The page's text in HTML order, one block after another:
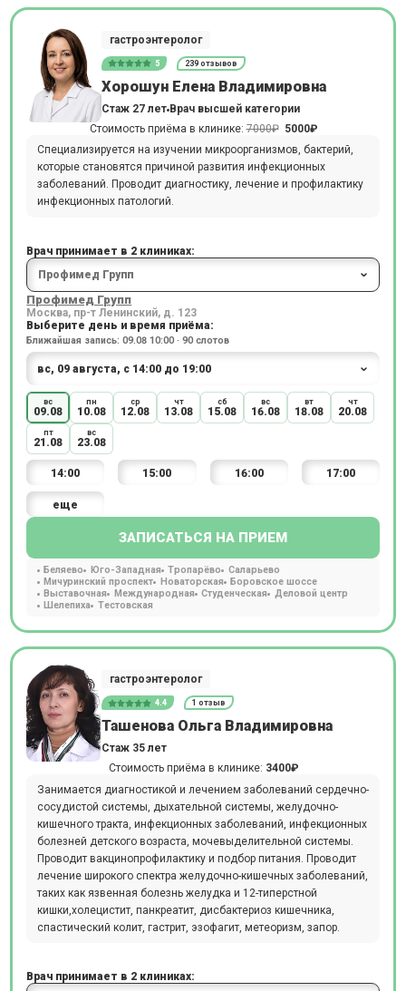
гастроэнтеролог
5 239 отзывов
Хорошун Елена Владимировна
Стаж 27 лет Врач высшей категории
Стоимость приёма в клинике:7000₽ 5000₽
Специализируется на изучении микроорганизмов, бактерий,
которые становятся причиной развития инфекционных
заболеваний. Проводит диагностику, лечение и профилактику
инфекционных патологий.
Врач принимает в 2 клиниках:
Профимед Групп
Москва, пр-т Ленинский, д. 123
Выберите день и время приёма:
Ближайшая запись: 09.08 10:00 · 90 слотов
вс
09.08
пн
10.08
ср
12.08
чт
13.08
сб
15.08
вс
16.08
вт
18.08
чт
20.08
пт
21.08
вс
23.08
14:00 15:00 16:00 17:00
еще
ЗАПИСАТЬСЯ НА ПРИЕМ
Беляево Юго-Западная Тропарёво
Саларьево
Мичуринский проспект
Новаторская
Боровское шоссе
Выставочная
Международная Студенческая
Деловой центр
Шелепиха
Тестовская
гастроэнтеролог
4.4 1 отзыв
Ташенова Ольга Владимировна
Стаж 35 лет
Стоимость приёма в клинике: 3400₽
Занимается диагностикой и лечением заболеваний сердечно-
сосудистой системы, дыхательной системы, желудочно-
кишечного тракта, инфекционных заболеваний, инфекционных
болезней детского возраста, мочевыделительной системы.
Проводит вакцинопрофилактику и подбор питания. Проводит
лечение широкого спектра желудочно-кишечных заболеваний,
таких как язвенная болезнь желудка и 12-типерстной
кишки,холецистит, панкреатит, дисбактериоз кишечника,
спастический колит, гастрит, эзофагит, метеоризм, запор.
Врач принимает в 2 клиниках: